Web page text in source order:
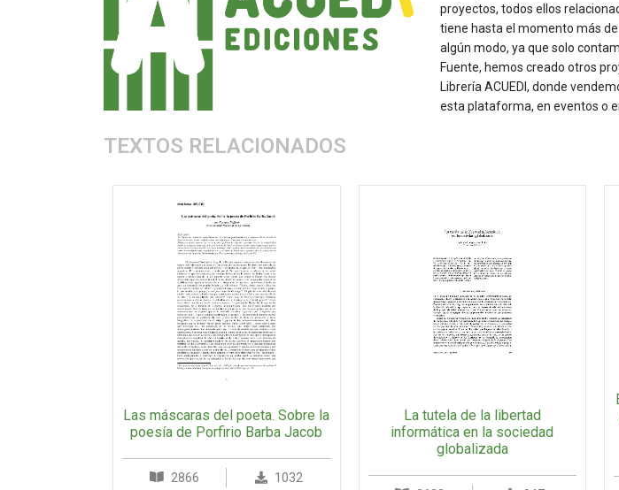
proyectos, todos ellos
tiene hasta el momento más
algún modo, ya que solo
Fuente, hemos creado otros
Librería ACUEDI, donde
esta plataforma, en eventos o
TEXTOS RELACIONADOS
Las máscaras del poeta. Sobre la
poesía de Porfirio Barba Jacob
2866 1032
La tutela de la libertad
informática en la sociedad
globalizada